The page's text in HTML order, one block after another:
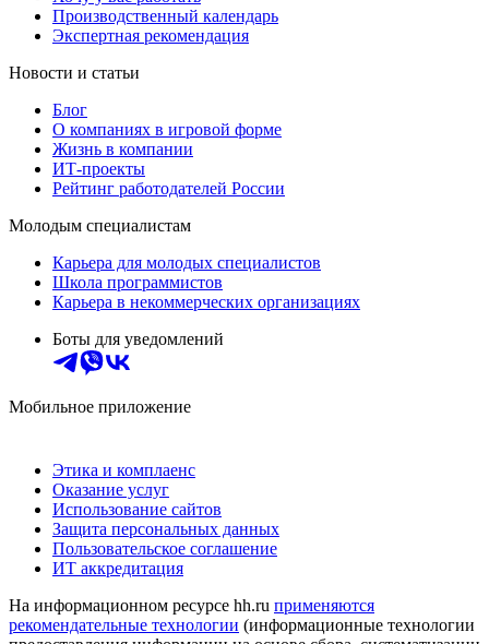
Производственный календарь
Экспертная рекомендация
Новости и статьи
Блог
О компаниях в игровой форме
Жизнь в компании
ИТ-проекты
Рейтинг работодателей России
Молодым специалистам
Карьера для молодых специалистов
Школа программистов
Карьера в некоммерческих организациях
Боты для уведомлений
Мобильное приложение
Этика и комплаенс
Оказание услуг
Использование сайтов
Защита персональных данных
Пользовательское соглашение
ИТ аккредитация
На информационном ресурсе hh.ru применяются
рекомендательные технологии (информационные технологии